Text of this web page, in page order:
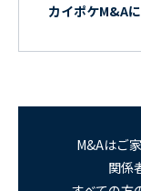
カイポケM&A
M&Aはご
関係